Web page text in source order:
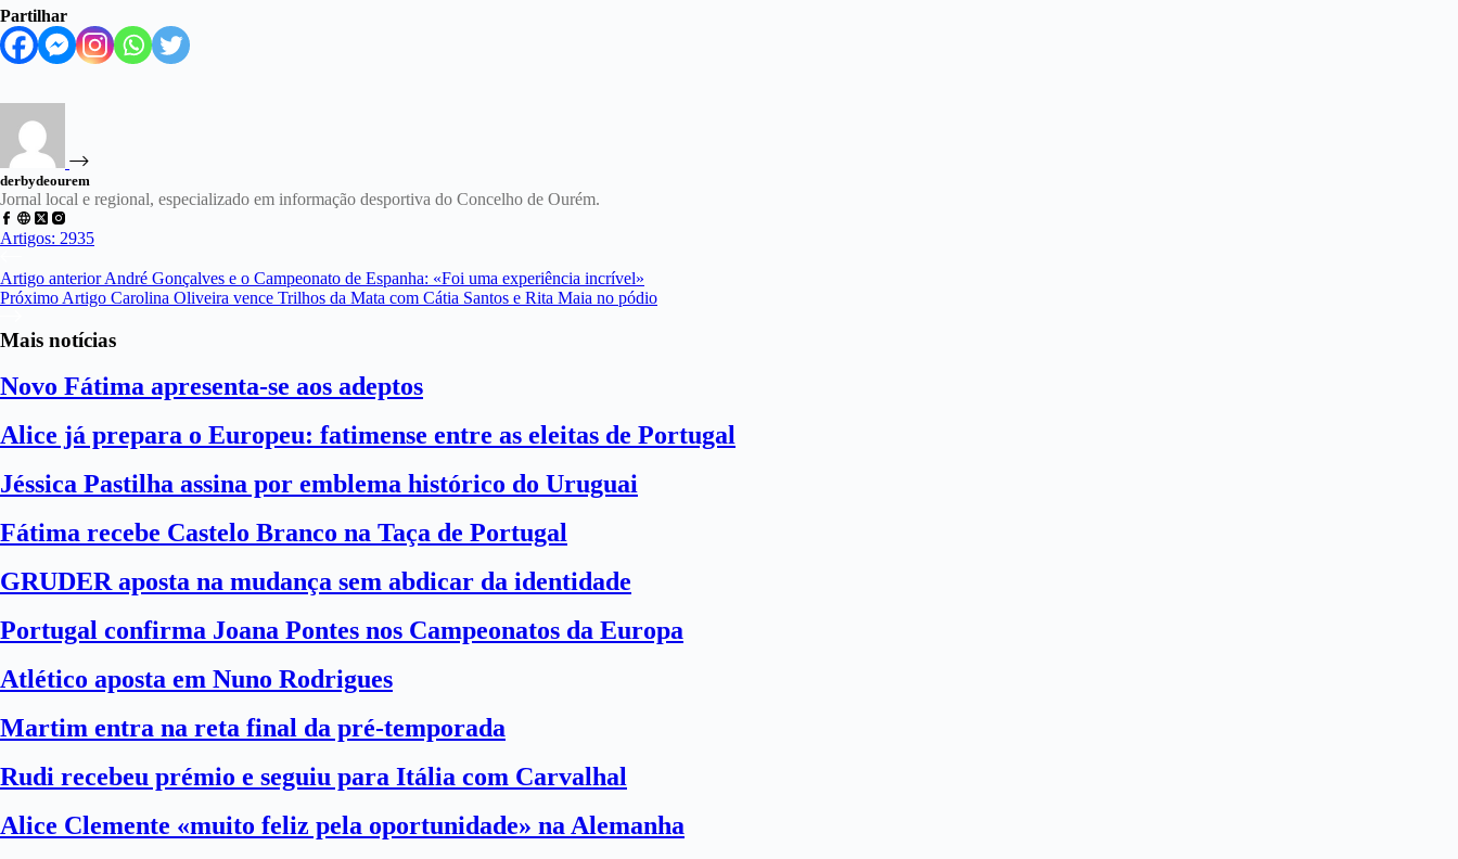
Partilhar
derbydeourem
Jornal local e regional, especializado em informação desportiva do Concelho de Ourém.
Artigos: 2935
Artigo anteriorAndré Gonçalves e o Campeonato de Espanha: «Foi uma experiência incrível»
Próximo Artigo Carolina Oliveira vence Trilhos da Mata com Cátia Santos e Rita Maia no pódio
Mais notícias
Novo Fátima apresenta-se aos adeptos
Alice já prepara o Europeu: fatimense entre as eleitas de Portugal
Jéssica Pastilha assina por emblema histórico do Uruguai
Fátima recebe Castelo Branco na Taça de Portugal
GRUDER aposta na mudança sem abdicar da identidade
Portugal confirma Joana Pontes nos Campeonatos da Europa
Atlético aposta em Nuno Rodrigues
Martim entra na reta final da pré-temporada
Rudi recebeu prémio e seguiu para Itália com Carvalhal
Alice Clemente «muito feliz pela oportunidade» na Alemanha